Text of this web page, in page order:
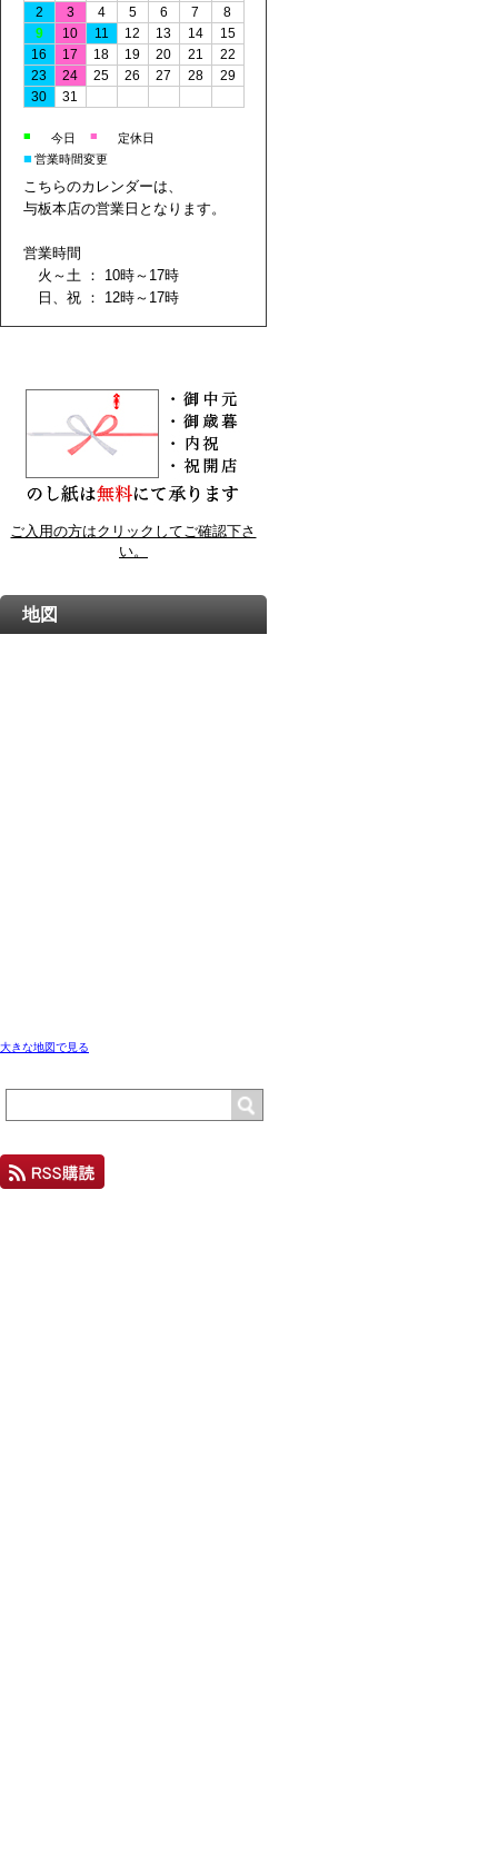
2
3 4 5 6 7
8
9
10 11 12 13 14
15
16
17 18 19 20 21
22
23
24 25 26 27 28
29
30
31
■ 今日 ■ 定休日
■ 営業時間変更
こちらのカレンダーは、
与板本店の営業日となります。
営業時間
火～土 ： 10時～17時
日、祝 ： 12時～17時
ご入用の方はクリックしてご確認下さ
い。
地図
大きな地図で見る